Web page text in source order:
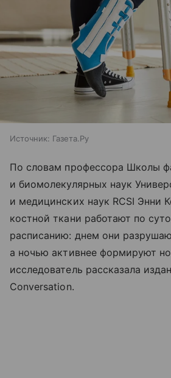
Источник: Газета.Ру
По словам профессора Школы
и биомолекулярных наук
и медицинских наук RCSI Энни
костной ткани работают по
расписанию: днем они
а ночью активнее формируют
исследователь рассказала
Conversation.